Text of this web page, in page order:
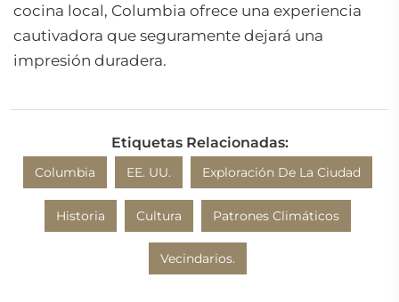
cocina local, Columbia ofrece una experiencia
cautivadora que seguramente dejará una
impresión duradera.
Etiquetas Relacionadas:
Columbia EE. UU. Exploración De La Ciudad
Historia Cultura Patrones Climáticos
Vecindarios.